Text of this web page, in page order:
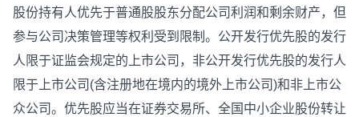
股份持有人优先于普通股股东分配公司利润和剩余财产，但
参与公司决策管理等权利受到限制。公开发行优先股的发行
人限于证监会规定的上市公司，非公开发行优先股的发行人
限于上市公司(含注册地在境内的境外上市公司)和非上市公
众公司。优先股应当在证券交易所、全国中小企业股份转让